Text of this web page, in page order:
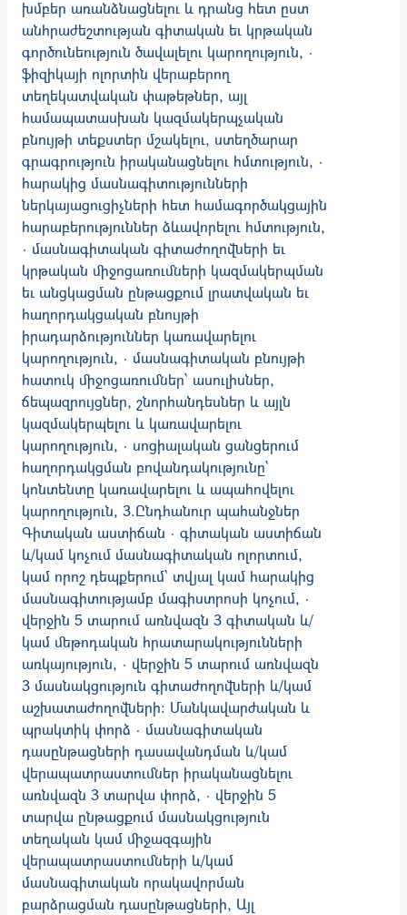
խմբեր առանձնացնելու և դրանց հետ ըստ
անհրաժեշտության գիտական եւ կրթական
գործունեություն ծավալելու կարողություն, ·
ֆիզիկայի ոլորտին վերաբերող
տեղեկատվական փաթեթներ, այլ
համապատասխան կազմակերպչական
բնույթի տեքստեր մշակելու, ստեղծարար
գրագրություն իրականացնելու հմտություն, ·
հարակից մասնագիտությունների
ներկայացուցիչների հետ համագործակցային
հարաբերություններ ձևավորելու հմտություն,
· մասնագիտական գիտաժողովների եւ
կրթական միջոցառումների կազմակերպման
եւ անցկացման ընթացքում լրատվական եւ
հաղորդակցական բնույթի
իրադարձություններ կառավարելու
կարողություն, · մասնագիտական բնույթի
հատուկ միջոցառումներ՝ ասուլիսներ,
ճեպազրույցներ, շնորհանդեսներ և այլն
կազմակերպելու և կառավարելու
կարողություն, · սոցիալական ցանցերում
հաղորդակցման բովանդակությունը՝
կոնտենտը կառավարելու և ապահովելու
կարողություն, 3.Ընդհանուր պահանջներ
Գիտական աստիճան · գիտական աստիճան
և/կամ կոչում մասնագիտական ոլորտում,
կամ որոշ դեպքերում՝ տվյալ կամ հարակից
մասնագիտությամբ մագիստրոսի կոչում, ·
վերջին 5 տարում առնվազն 3 գիտական և/
կամ մեթոդական հրատարակու­թյունների
առկայություն, · վերջին 5 տարում առնվազն
3 մասնակցություն գիտաժողովների և/կամ
աշխա­տաժողովների։ Մանկավարժական և
պրակտիկ փորձ · մասնագիտական
դասընթացների դասավանդման և/կամ
վերապատրաս­տումներ իրականացնելու
առնվազն 3 տարվա փորձ, · վերջին 5
տարվա ընթացքում մասնակցություն
տեղական կամ միջազգային
վերապատրաստումների և/կամ
մասնագիտական որակավորման
բարձրացման դասընթացների, Այլ